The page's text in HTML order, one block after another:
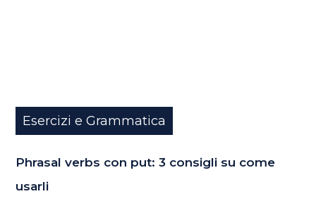
Esercizi e Grammatica
Phrasal verbs con put: 3 consigli su come
usarli